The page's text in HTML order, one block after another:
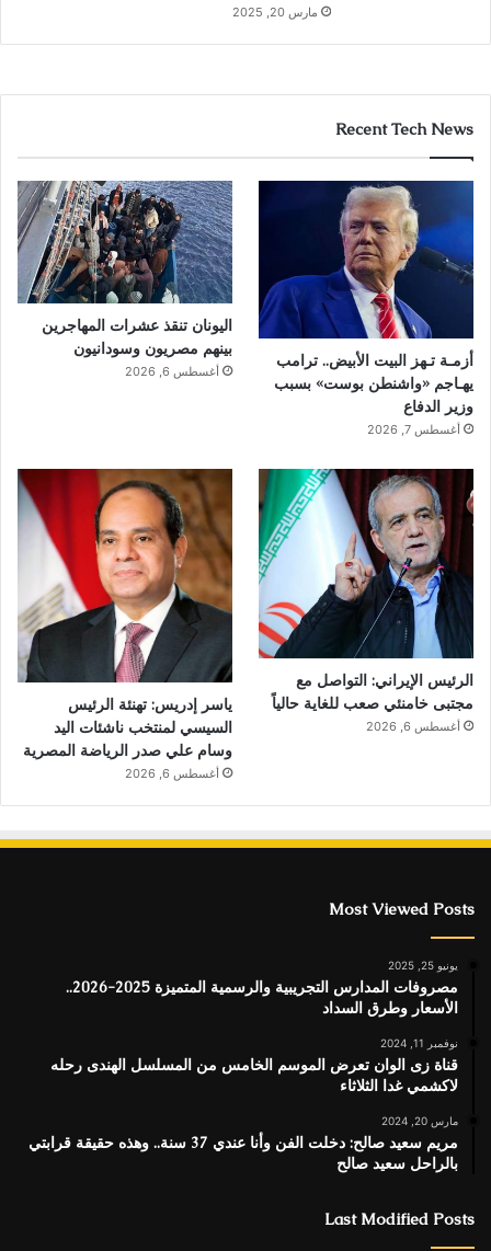
مارس 20, 2025
Recent Tech News
أزمـة تـهز البيت الأبيض.. ترامب
يهـاجم «واشنطن بوست» بسبب
وزير الدفاع
أغسطس 7, 2026
اليونان تنقذ عشرات المهاجرين
بينهم مصريون وسودانيون
أغسطس 6, 2026
الرئيس الإيراني: التواصل مع
مجتبى خامنئي صعب للغاية حالياً
أغسطس 6, 2026
ياسر إدريس: تهنئة الرئيس
السيسي لمنتخب ناشئات اليد
وسام علي صدر الرياضة المصرية
أغسطس 6, 2026
Most Viewed Posts
يونيو 25, 2025
مصروفات المدارس التجريبية والرسمية المتميزة 2025-2026..
الأسعار وطرق السداد
نوفمبر 11, 2024
قناة زى الوان تعرض الموسم الخامس من المسلسل الهندى رحله
لاكشمي غدا الثلاثاء
مارس 20, 2024
مريم سعيد صالح: دخلت الفن وأنا عندي 37 سنة.. وهذه حقيقة قرابتي
بالراحل سعيد صالح
Last Modified Posts